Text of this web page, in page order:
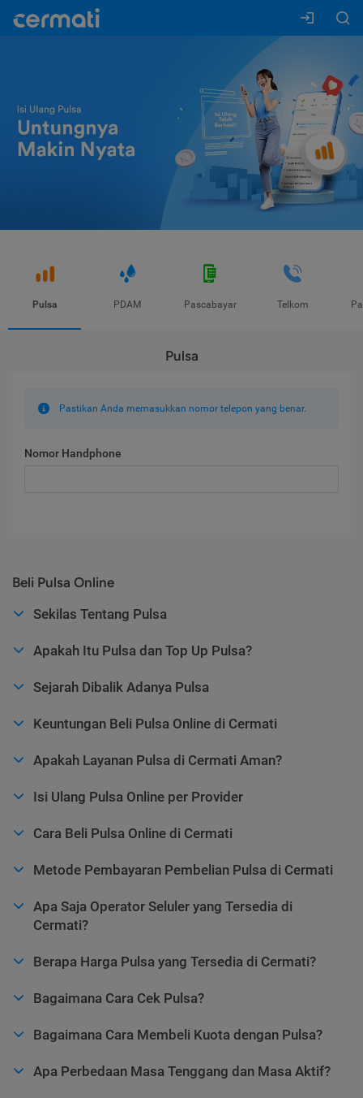
Pulsa PDAM Pascabayar Telkom
Pulsa
Pastikan Anda memasukkan nomor telepon yang benar.
Nomor Handphone
Beli Pulsa Online
Sekilas Tentang Pulsa
Apakah Itu Pulsa dan Top Up Pulsa?
Sejarah Dibalik Adanya Pulsa
Keuntungan Beli Pulsa Online di Cermati
Apakah Layanan Pulsa di Cermati Aman?
Isi Ulang Pulsa Online per Provider
Cara Beli Pulsa Online di Cermati
Metode Pembayaran Pembelian Pulsa di Cermati
Apa Saja Operator Seluler yang Tersedia di
Cermati?
Berapa Harga Pulsa yang Tersedia di Cermati?
Bagaimana Cara Cek Pulsa?
Bagaimana Cara Membeli Kuota dengan Pulsa?
Apa Perbedaan Masa Tenggang dan Masa Aktif?